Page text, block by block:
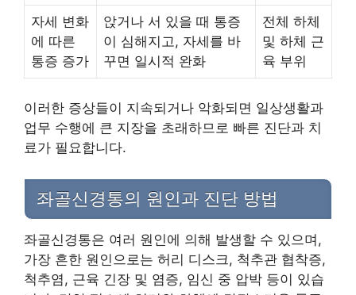
자세 변화
에 따른
통증 증가
앉거나 서 있을 때 통증
이 심해지고, 자세를 바
꾸면 일시적 완화
전체 하체
및 하체 근
육 부위
이러한 증상들이 지속되거나 악화되면 일상생활과
업무 수행에 큰 지장을 초래하므로 빠른 진단과 치
료가 필요합니다.
좌골신경통의 원인과 진단 방법
좌골신경통은 여러 원인에 의해 발생할 수 있으며,
가장 흔한 원인으로는 허리 디스크, 척추관 협착증,
척추염, 근육 긴장 및 염증, 임신 중 압박 등이 있습